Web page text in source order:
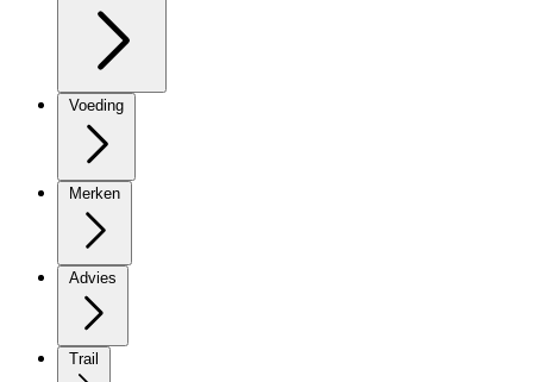
Voeding
Merken
Advies
Trail